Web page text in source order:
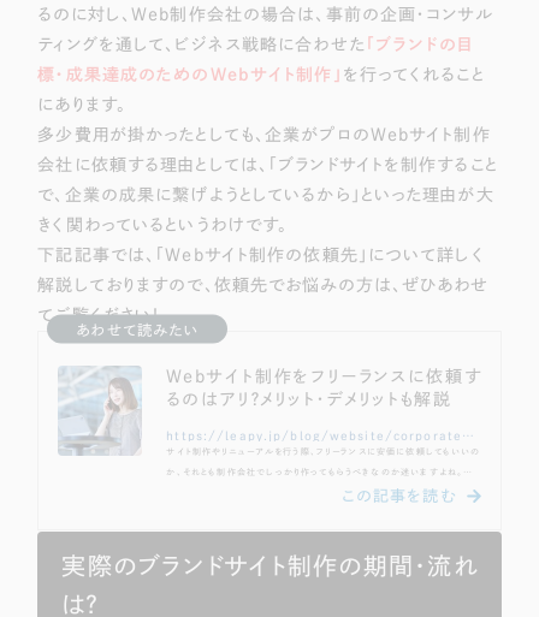
るのに対し、Web制作会社の場合は、事前の企画・コンサル
ティングを通して、ビジネス戦略に合わせた
「ブランドの目
標・成果達成のためのWebサイト制作」 を行ってくれること
にあります。
多少費用が掛かったとしても、企業がプロのWebサイト制作
会社に依頼する理由としては、「ブランドサイトを制作すること
で、企業の成果に繋げようとしているから」といった理由が大
きく関わっているというわけです。
下記記事では、「Webサイト制作の依頼先」について詳しく
解説しておりますので、依頼先でお悩みの方は、ぜひあわせ
てご覧ください！
Webサイト制作をフリーランスに依頼す
るのはアリ？メリット・デメリットも解説
https://leapy.jp/blog/website/corporate-site/request-a-freelancer
サイト制作やリニューアルを行う際、フリーランスに安価に依頼してもいいの
か、それとも制作会社でしっかり作ってもらうべきなのか迷いますよね。たと
えばフリーランスに依頼する場合、価格的な面でみると非常に安価に制作し
中に頓挫された」なんて話もチラホラ聞く…など、不安に感じている方も多
いのではないでしょうか。そこで本記事では、Webサイト制作を行うにあた
って「制作会社 or フリーランス」のどちらに依頼すべきか？について、それ
あわせて読みたい
実際のブランドサイト制作の期間・流れ
は？